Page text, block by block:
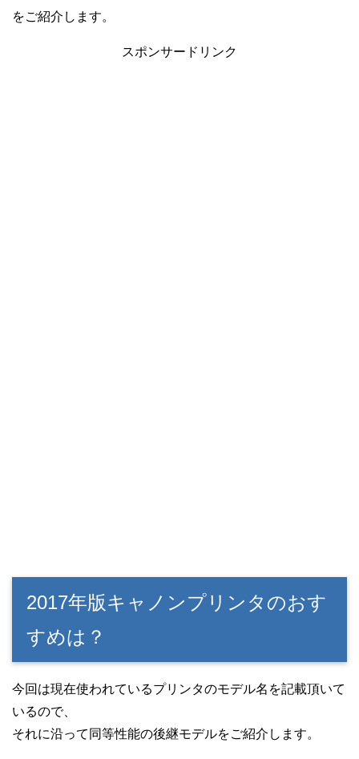
をご紹介します。
スポンサードリンク
2017年版キャノンプリンタのおす
すめは？
今回は現在使われているプリンタのモデル名を記載頂いて
いるので、
それに沿って同等性能の後継モデルをご紹介します。